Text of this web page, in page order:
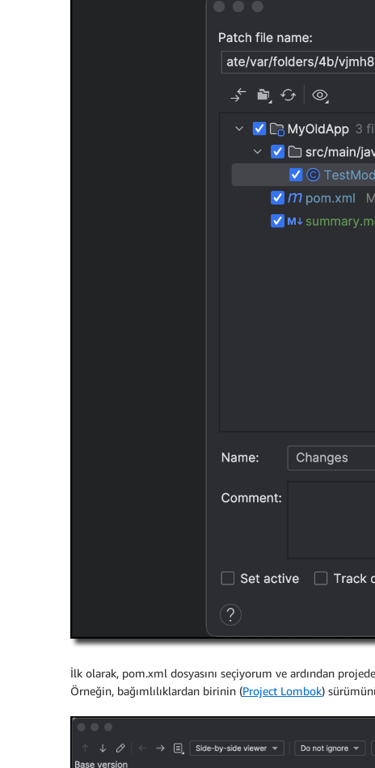
İlk olarak, pom.xml dosyasını seçiyorum ve ardından
Örneğin, bağımlılıklardan birinin (Project Lombok)